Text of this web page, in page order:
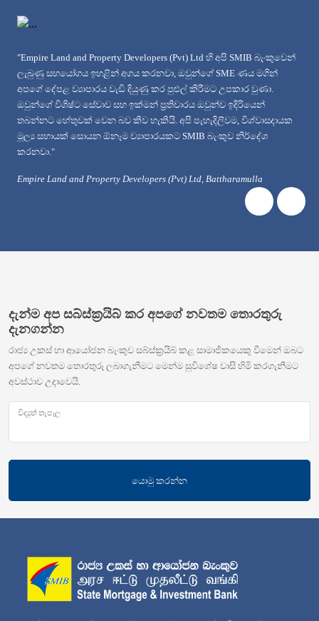
(Pvt) Ltd හි අපි SMIB බැංකුවෙන්
ඔවුන්ගේ SME ණය මගින්
පුළුල් කිරීමට උපකාර වුණා.
ඔවුන්ව ඉදිරියෙන්
අපි පැහැදිලිවම, විශ්වාසදායක
SMIB බැංකුව නිර්දේශ
(Pvt) Ltd, Battharamulla
"මම මගේ විලා එක ඉදිකිරීම සඳහා රාජ්‍ය
කුඩා හා මධ්‍යම පරිමාණ ව්‍යාපාර ණයක්
ඉල්ලීම කෙටි කාලයක් තුළ ලබා දෙන්නට
මණ්ඩලය මා හට ඉතාමත් හොඳ සේවාවක්
පාරිභෝගික සේවාවක්. මම ඔවුන්ගේ සේවාව
වගේම එම සේවයෙන් තෘප්තිමත් වුණා."
Sun and moon villa, Unawatuna
PreviousNext
දැන්ම අප සබ්ස්ක්‍රයිබ් කර අපගේ නවතම තොරතුරු
දැනගන්න
රාජ්‍ය උකස් හා ආයෝජන බැංකුව සබ්ස්ක්‍රයිබ් කළ සාමාජිකයෙකු වීමෙන් ඔබට
අපගේ නවතම තොරතුරු ලබාගැනීමට මෙන්ම සුවිශේෂ වාසි හිමි කරගැනීමට
අවස්ථාව උදාවෙයි.
විද්‍යුත් තැපෑල
යොමු කරන්න